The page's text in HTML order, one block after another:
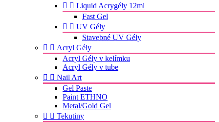
  Liquid Acrygély 12ml
Fast Gel
  UV Gély
Stavebné UV Gély
  Acryl Gély
Acryl Gély v kelímku
Acryl Gély v tube
  Nail Art
Gel Paste
Paint ETHNO
Metal/Gold Gel
  Tekutiny